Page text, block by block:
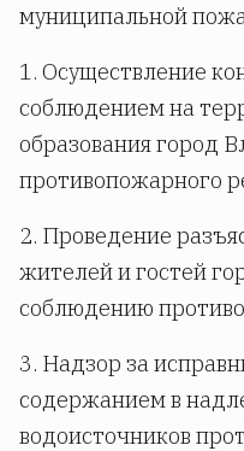
муниципальной
1. Осуществление
соблюдением на
образования город
противопожарного
2. Проведение
жителей и гостей
соблюдению
3. Надзор за
содержанием в
водоисточников